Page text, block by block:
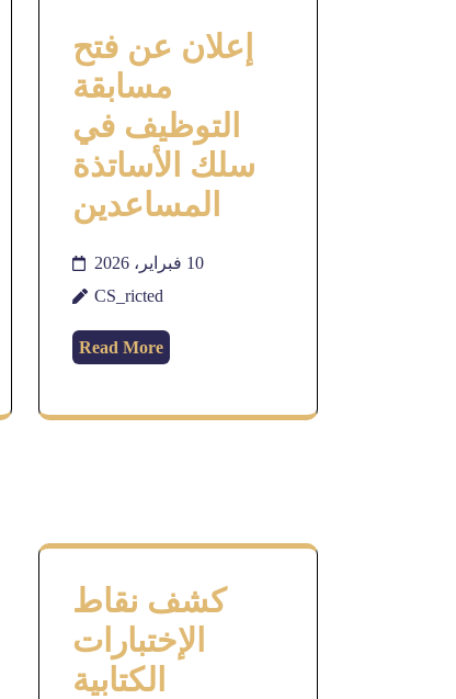
إعلان عن فتح
مسابقة
التوظيف في
سلك الأساتذة
المساعدين
10 فبراير، 2026
CS_ricted
Read More
كشف نقاط
الإختبارات
الكتابية